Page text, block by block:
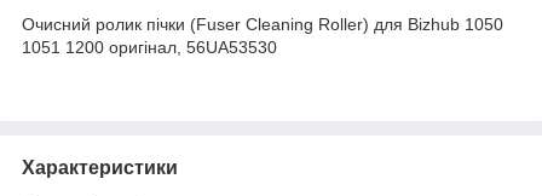
Очисний ролик пічки (Fuser Cleaning Roller) для Bizhub 1050
1051 1200 оригінал, 56UA53530
Характеристики